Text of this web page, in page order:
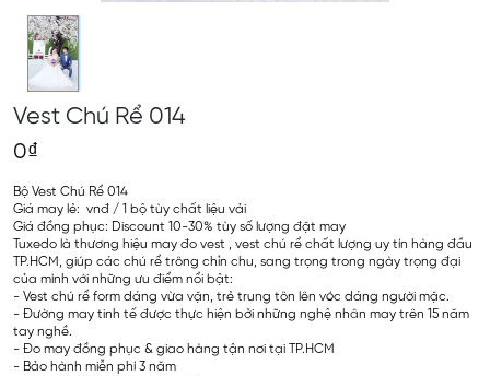
Vest Chú Rể 014
0₫
Bộ Vest Chú Rể 014
Giá may lẻ: vnđ / 1 bộ tùy chất liệu vải
Giá đồng phục: Discount 10-30% tùy số lượng đặt may
Tuxedo là thương hiệu may đo vest , vest chú rể chất lượng uy tín hàng đầu
TP.HCM, giúp các chú rể trông chỉn chu, sang trọng trong ngày trọng đại
của mình với những ưu điểm nổi bật:
- Vest chú rể form dáng vừa vặn, trẻ trung tôn lên vóc dáng người mặc.
- Đường may tinh tế được thực hiện bởi những nghệ nhân may trên 15 năm
tay nghề.
- Đo may đồng phục & giao hàng tận nơi tại TP.HCM
- Bảo hành miễn phí 3 năm